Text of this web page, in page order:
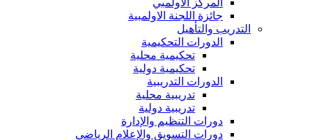
المركز الأولمبي
جائزة اللجنة الاولمبية
التدريب والتأهيل
الدورات التحكيمية
تحكيمية محلية
تحكيمية دولية
الدورات التدريبية
تدريبية محلية
تدريبية دولية
دورات التنظيم والإدارة
دورات التسويق والإعلام الرياضي